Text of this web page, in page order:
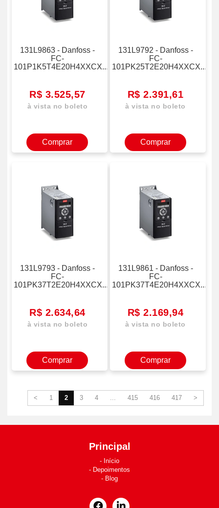
131L9863 - Danfoss -
FC-
101P1K5T4E20H4XXCX...
R$ 3.525,57
à vista no boleto
Comprar
131L9792 - Danfoss -
FC-
101PK25T2E20H4XXCX...
R$ 2.391,61
à vista no boleto
Comprar
131L9793 - Danfoss -
FC-
101PK37T2E20H4XXCX...
R$ 2.634,64
à vista no boleto
Comprar
131L9861 - Danfoss -
FC-
101PK37T4E20H4XXCX...
R$ 2.169,94
à vista no boleto
Comprar
< 1 2 3 4 415 416 417 >
Principal
Início
Depoimentos
Blog